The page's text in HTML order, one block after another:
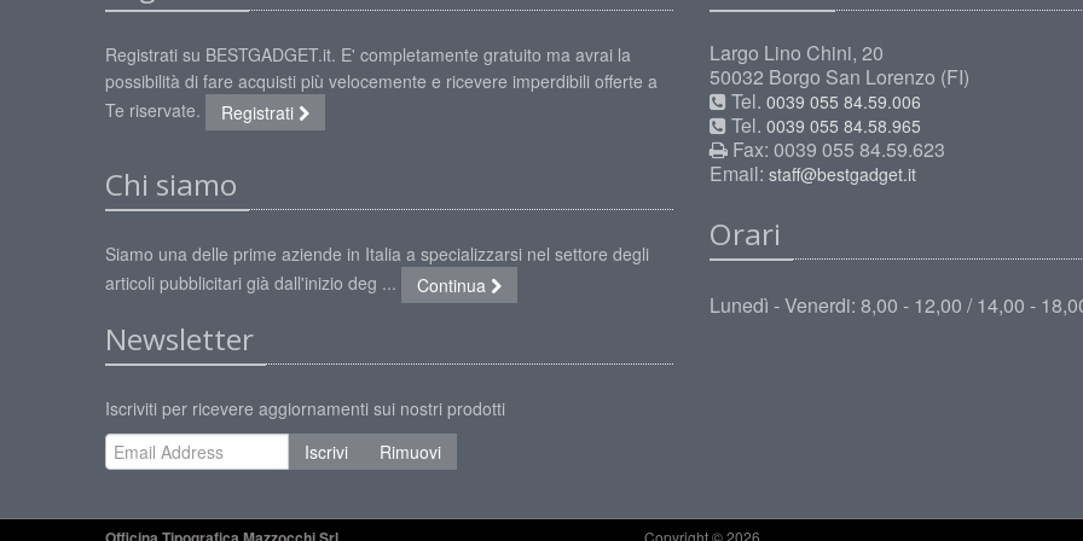
Registrati su BESTGADGET.it. E' completamente gratuito ma avrai la
possibilità di fare acquisti più velocemente e ricevere imperdibili offerte a
Te riservate.
Registrati
Chi siamo
Siamo una delle prime aziende in Italia a specializzarsi nel settore degli
articoli pubblicitari già dall'inizio deg ...
Continua
Newsletter
Iscriviti per ricevere aggiornamenti sui nostri prodotti
Iscrivi
Rimuovi
Largo Lino Chini, 20
50032 Borgo San Lorenzo (FI)
Tel. 0039 055 84.59.006
Tel. 0039 055 84.58.965
Fax: 0039 055 84.59.623
Email: staff@bestgadget.it
Orari
Lunedì - Venerdi: 8,00 - 12,00 / 14,00 -